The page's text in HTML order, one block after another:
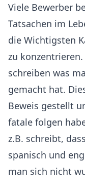
Viele Bewerber
Tatsachen im
die Wichtigsten
zu
schreiben was
gemacht hat.
Beweis gestellt
fatale folgen
z.B. schreibt,
spanisch und
man sich nicht